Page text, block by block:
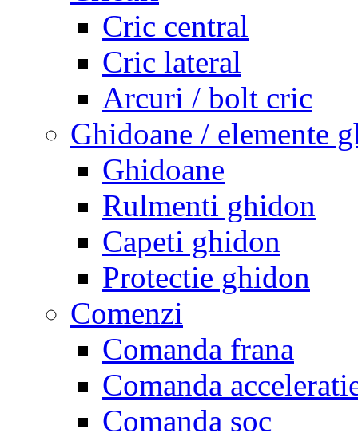
Cric central
Cric lateral
Arcuri / bolt cric
Ghidoane / elemente
Ghidoane
Rulmenti ghidon
Capeti ghidon
Protectie ghidon
Comenzi
Comanda frana
Comanda
Comanda soc